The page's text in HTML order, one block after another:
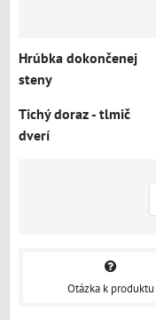
Hrúbka dokončenej
steny
Tichý doraz - tlmič
dverí
Otázka k produktu